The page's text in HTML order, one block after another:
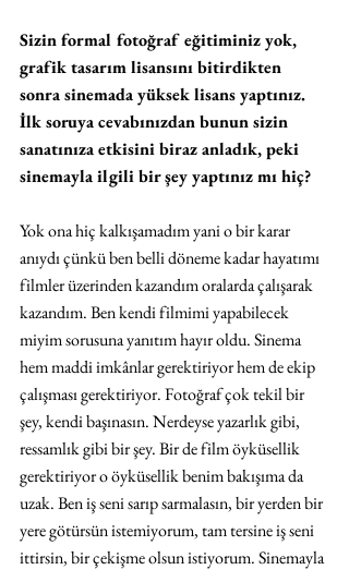
Sizin formal fotoğraf eğitiminiz yok,
grafik tasarım lisansını bitirdikten
sonra sinemada yüksek lisans yaptınız.
İlk soruya cevabınızdan bunun sizin
sanatınıza etkisini biraz anladık, peki
sinemayla ilgili bir şey yaptınız mı hiç?
Yok ona hiç kalkışamadım yani o bir karar
anıydı çünkü ben belli döneme kadar hayatımı
filmler üzerinden kazandım oralarda çalışarak
kazandım. Ben kendi filmimi yapabilecek
miyim sorusuna yanıtım hayır oldu. Sinema
hem maddi imkânlar gerektiriyor hem de ekip
çalışması gerektiriyor. Fotoğraf çok tekil bir
şey, kendi başınasın. Nerdeyse yazarlık gibi,
ressamlık gibi bir şey. Bir de film öyküsellik
gerektiriyor o öyküsellik benim bakışıma da
uzak. Ben iş seni sarıp sarmalasın, bir yerden bir
yere götürsün istemiyorum, tam tersine iş seni
ittirsin, bir çekişme olsun istiyorum. Sinemayla